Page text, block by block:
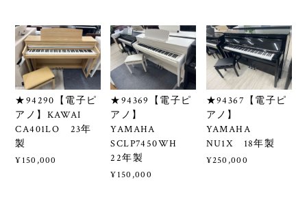
★94290【電子ピ
アノ】KAWAI
CA401LO 23年
製
¥150,000
★94369【電子ピ
アノ】
YAMAHA
SCLP7450WH
22年製
¥150,000
★94367【電子ピ
アノ】
YAMAHA
NU1X 18年製
¥250,000